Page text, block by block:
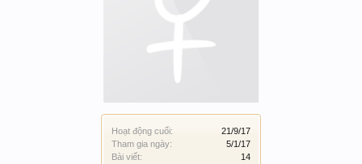
Hoạt động cuối:
21/9/17
Tham gia ngày:
5/1/17
Bài viết:
14